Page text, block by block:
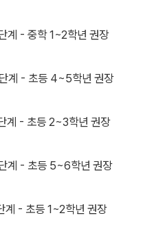
계 - 중학 1~2학년 권장
계 - 초등 4~5학년 권장
계 - 초등 2~3학년 권장
계 - 초등 5~6학년 권장
계 - 초등 1~2학년 권장